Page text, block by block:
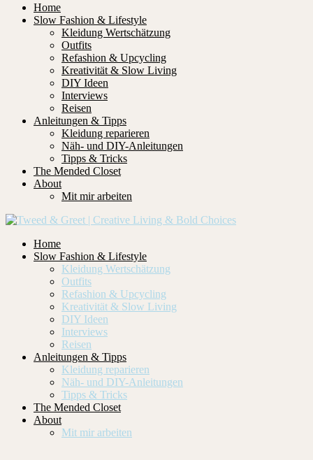
Home
Slow Fashion & Lifestyle
Kleidung Wertschätzung
Outfits
Refashion & Upcycling
Kreativität & Slow Living
DIY Ideen
Interviews
Reisen
Anleitungen & Tipps
Kleidung reparieren
Näh- und DIY-Anleitungen
Tipps & Tricks
The Mended Closet
About
Mit mir arbeiten
Home
Slow Fashion & Lifestyle
Kleidung Wertschätzung
Outfits
Refashion & Upcycling
Kreativität & Slow Living
DIY Ideen
Interviews
Reisen
Anleitungen & Tipps
Kleidung reparieren
Näh- und DIY-Anleitungen
Tipps & Tricks
The Mended Closet
About
Mit mir arbeiten